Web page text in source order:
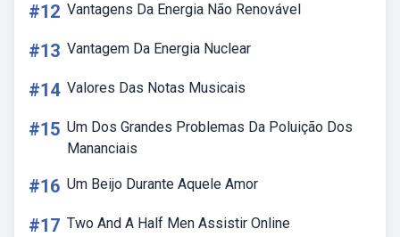
#12 Vantagens Da Energia Não Renovável
#13 Vantagem Da Energia Nuclear
#14 Valores Das Notas Musicais
#15 Um Dos Grandes Problemas Da Poluição Dos
Mananciais
#16 Um Beijo Durante Aquele Amor
#17 Two And A Half Men Assistir Online